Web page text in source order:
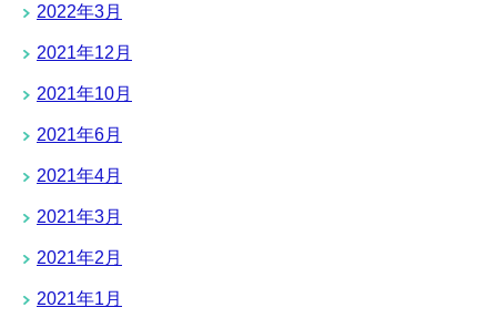
2022年3月
2021年12月
2021年10月
2021年6月
2021年4月
2021年3月
2021年2月
2021年1月